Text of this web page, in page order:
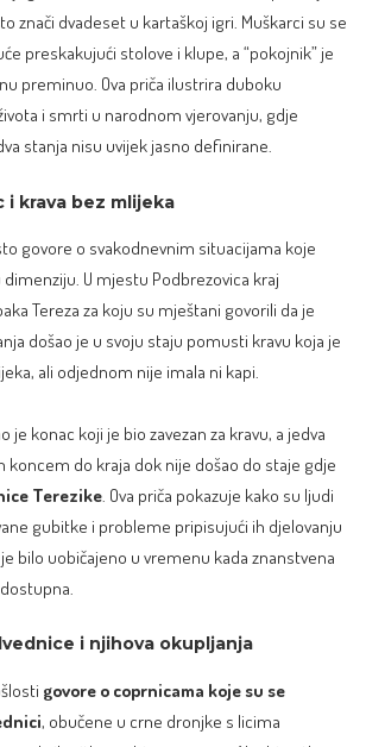
znači dvadeset u kartaškoj igri. Muškarci su se
preskakujući stolove i klupe, a “pokojnik” je
preminuo. Ova priča ilustrira duboku
i smrti u narodnom vjerovanju, gdje
stanja nisu uvijek jasno definirane.
i krava bez mlijeka
govore o svakodnevnim situacijama koje
U mjestu Podbrezovica kraj
Tereza za koju su mještani govorili da je
došao je u svoju staju pomusti kravu koja je
ali odjednom nije imala ni kapi.
je konac koji je bio zavezan za kravu, a jedva
koncem do kraja dok nije došao do staje gdje
Terezike . Ova priča pokazuje kako su ljudi
gubitke i probleme pripisujući ih djelovanju
bilo uobičajeno u vremenu kada znanstvena
i njihova okupljanja
govore o coprnicama koje su se
, obučene u crne dronjke s licima